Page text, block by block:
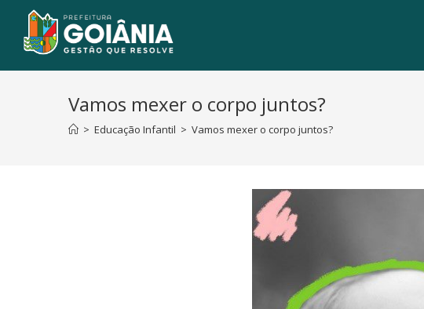
Vamos mexer o corpo juntos?
> Educação Infantil > Vamos mexer o corpo juntos?